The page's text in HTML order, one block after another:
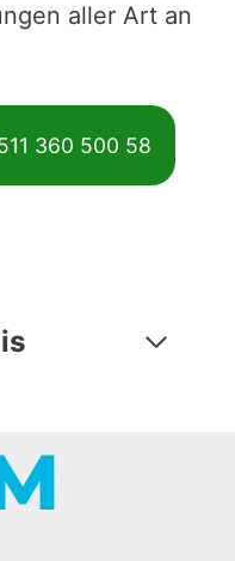
aller Art an
360 500 58